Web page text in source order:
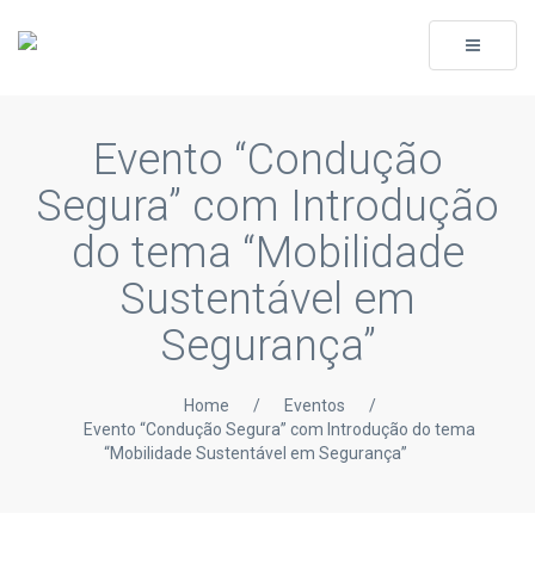
Toggle
Evento “Condução
Segura” com Introdução
do tema “Mobilidade
Sustentável em
Segurança”
Home / Eventos
/
Evento “Condução Segura” com Introdução do tema
“Mobilidade Sustentável em Segurança”